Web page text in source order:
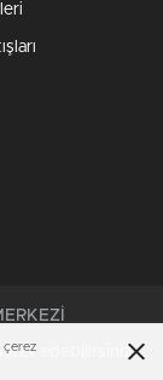
edebilirsiniz.
çerez